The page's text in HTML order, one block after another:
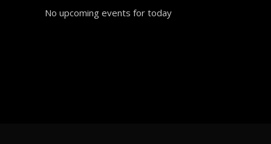
No upcoming events for today